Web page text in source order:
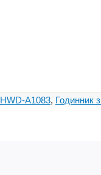
HWD-A1083, Годинник